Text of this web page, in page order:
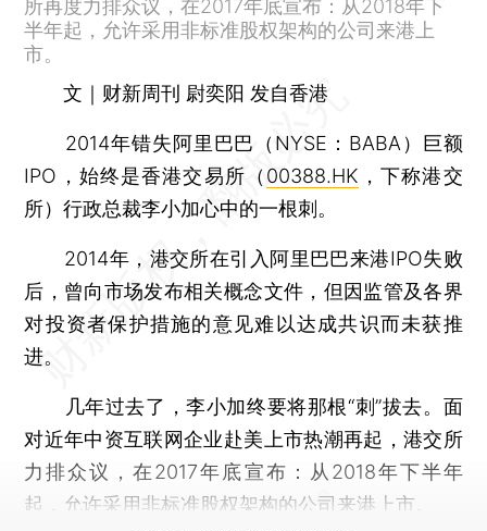
所再度力排众议，在2017年底宣布：从2018年下
半年起，允许采用非标准股权架构的公司来港上
市。
文｜财新周刊 尉奕阳 发自香港
2014年错失阿里巴巴（NYSE：BABA）巨额
IPO，始终是香港交易所（ 00388.HK ，下称港交
所）行政总裁李小加心中的一根刺。
2014年，港交所在引入阿里巴巴来港IPO失败
后，曾向市场发布相关概念文件，但因监管及各界
对投资者保护措施的意见难以达成共识而未获推
进。
几年过去了，李小加终要将那根“刺”拔去。面
对近年中资互联网企业赴美上市热潮再起，港交所
力排众议，在2017年底宣布：从2018年下半年
起，允许采用非标准股权架构的公司来港上市。